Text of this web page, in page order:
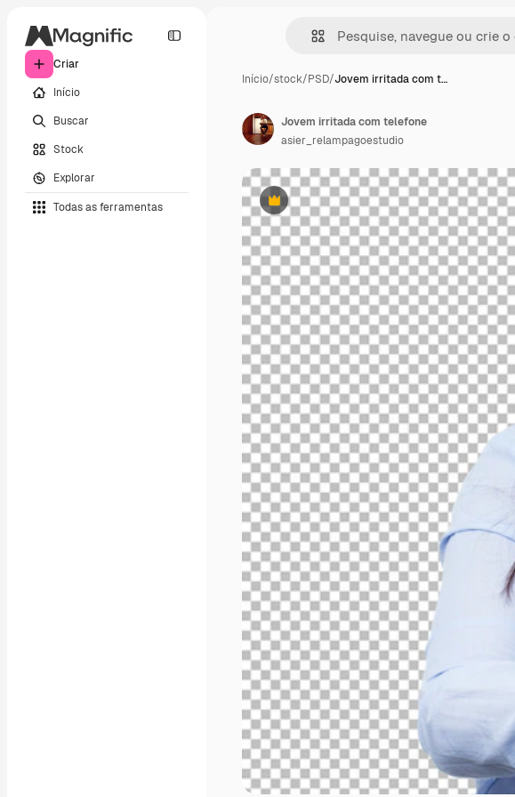
Criar
Início
Buscar
Stock
Explorar
Todas as ferramentas
Início/stock/PSD/Jovem irritada com t…
Premium
Jovem irritada com telefone
asier_relampagoestudio